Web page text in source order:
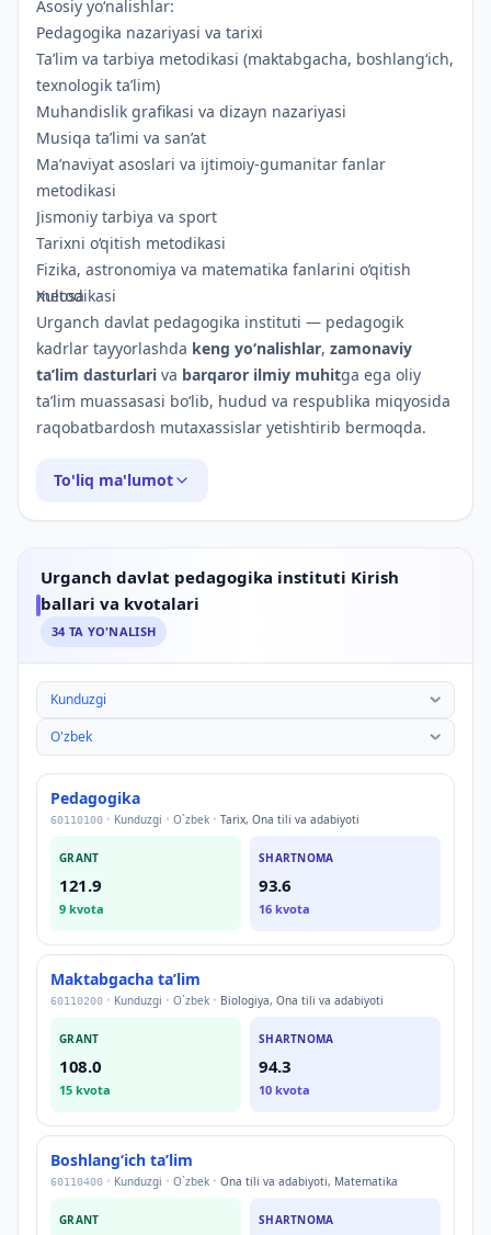
Asosiy yo‘nalishlar:
Pedagogika nazariyasi va tarixi
Ta’lim va tarbiya metodikasi (maktabgacha, boshlang‘ich,
texnologik ta’lim)
Muhandislik grafikasi va dizayn nazariyasi
Musiqa ta’limi va san’at
Ma’naviyat asoslari va ijtimoiy-gumanitar fanlar
metodikasi
Jismoniy tarbiya va sport
Tarixni o‘qitish metodikasi
Fizika, astronomiya va matematika fanlarini o‘qitish
metodikasi
Xulosa
Urganch davlat pedagogika instituti — pedagogik
kadrlar tayyorlashda keng yo‘nalishlar, zamonaviy
ta’lim dasturlari va barqaror ilmiy muhitga ega oliy
ta’lim muassasasi bo‘lib, hudud va respublika miqyosida
raqobatbardosh mutaxassislar yetishtirib bermoqda.
To'liq ma'lumot
Urganch davlat pedagogika instituti Kirish
ballari va kvotalari
34 TA YO'NALISH
Urganch davlat pedagogika instituti Kirish ballari va
Pedagogika
60110100 • Kunduzgi • O`zbek • Tarix, Ona tili va adabiyoti
GRANT
121.9
9 kvota
SHARTNOMA
93.6
16 kvota
Maktabgacha taʼlim
60110200 • Kunduzgi • O`zbek • Biologiya, Ona tili va adabiyoti
GRANT
108.0
15 kvota
SHARTNOMA
94.3
10 kvota
Boshlangʻich taʼlim
60110400 • Kunduzgi • O`zbek • Ona tili va adabiyoti, Matematika
GRANT SHARTNOMA